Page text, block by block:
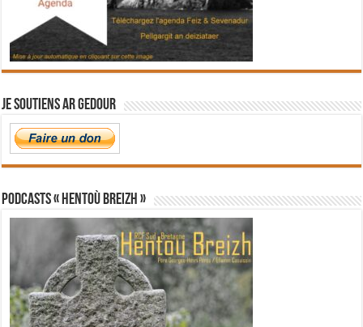
Je soutiens Ar Gedour
PODCASTS « Hentoù Breizh »